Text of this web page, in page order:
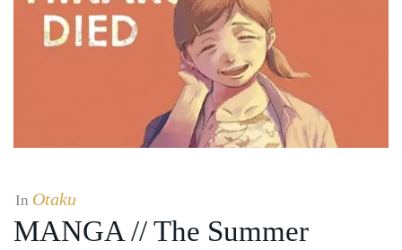
In Otaku
MANGA // The Summer